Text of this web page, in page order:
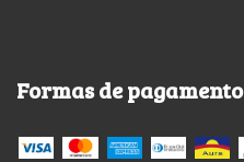
Formas de pagamento